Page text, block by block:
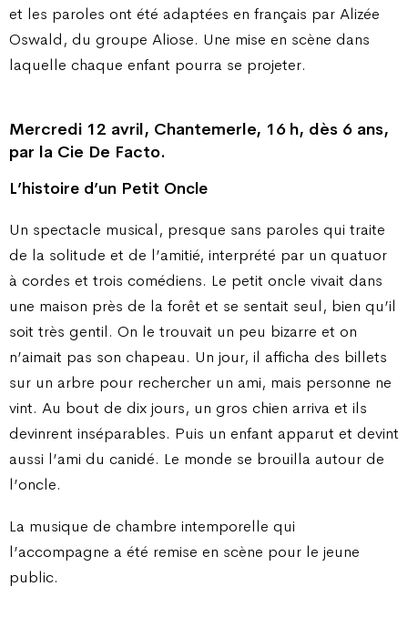
et les paroles ont été adaptées en français par Alizée
Oswald, du groupe Aliose. Une mise en scène dans
laquelle chaque enfant pourra se projeter.
Mercredi 12 avril, Chantemerle, 16 h, dès 6 ans,
par la Cie De Facto.
L’histoire d’un Petit Oncle
Un spectacle musical, presque sans paroles qui traite
de la solitude et de l’amitié, interprété par un quatuor
à cordes et trois comédiens. Le petit oncle vivait dans
une maison près de la forêt et se sentait seul, bien qu’il
soit très gentil. On le trouvait un peu bizarre et on
n’aimait pas son chapeau. Un jour, il afficha des billets
sur un arbre pour rechercher un ami, mais personne ne
vint. Au bout de dix jours, un gros chien arriva et ils
devinrent inséparables. Puis un enfant apparut et devint
aussi l’ami du canidé. Le monde se brouilla autour de
l’oncle.
La musique de chambre intemporelle qui
l’accompagne a été remise en scène pour le jeune
public.